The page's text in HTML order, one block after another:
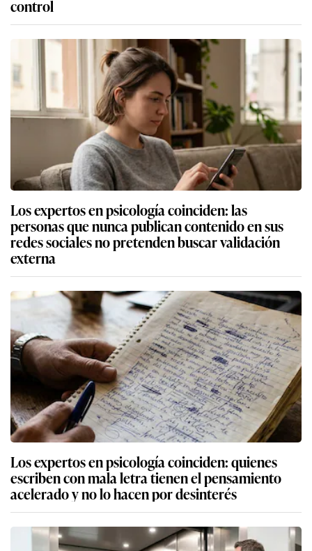
control
Los expertos en psicología coinciden: las
personas que nunca publican contenido en sus
redes sociales no pretenden buscar validación
externa
Los expertos en psicología coinciden: quienes
escriben con mala letra tienen el pensamiento
acelerado y no lo hacen por desinterés